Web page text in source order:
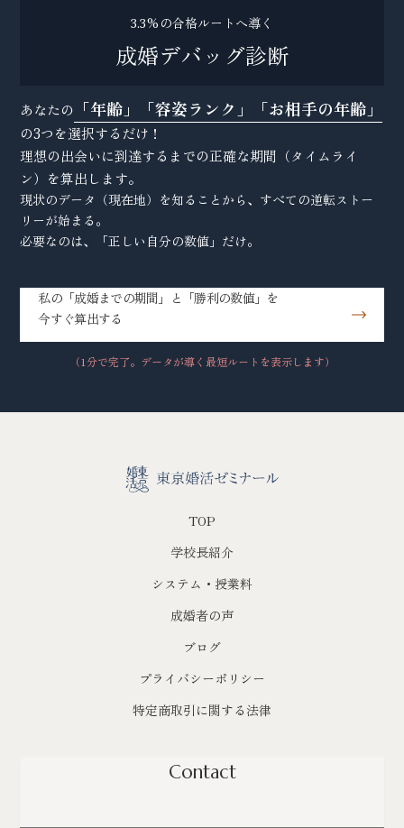
3.3%の合格ルートへ導く
成婚デバッグ診断
あなたの 「年齢」「容姿ランク」「お相手の年齢」
の3つを選択するだけ！
理想の出会いに到達するまでの正確な期間（タイムライ
ン）を算出します。
現状のデータ（現在地）を知ることから、すべての逆転ストー
リーが始まる。
必要なのは、「正しい自分の数値」だけ。
私の「成婚までの期間」と「勝利の数値」を
今すぐ算出する
（1分で完了。データが導く最短ルートを表示します）
TOP
学校長紹介
システム・授業料
成婚者の声
ブログ
プライバシーポリシー
特定商取引に関する法律
Contact